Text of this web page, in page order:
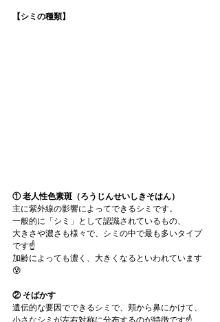
【シミの種類】
① 老人性色素斑（ろうじんせいしきそはん）
主に紫外線の影響によってできるシミです。
一般的に「シミ」として認識されているもの、
大きさや濃さも様々で、シミの中で最も多いタイプ
です☝️
加齢によっても濃く、大きくなるといわれています
😰
② そばかす
遺伝的な要因でできるシミで、頬から鼻にかけて、
小さなシミが左右対称に分布するのが特徴です☝️